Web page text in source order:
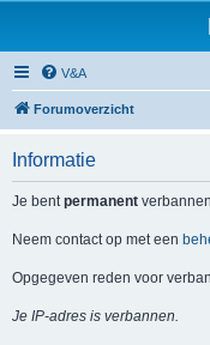
V&A
Forumoverzicht
Informatie
Je bentpermanent
Neem contact op met een
Opgegeven reden voor
Je IP-adres is verbannen.